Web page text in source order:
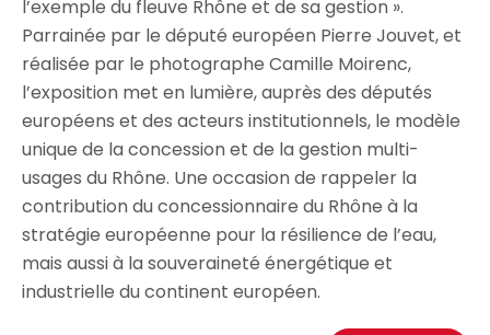
l’exemple du fleuve Rhône et de sa gestion ».
Parrainée par le député européen Pierre Jouvet, et
réalisée par le photographe Camille Moirenc,
l’exposition met en lumière, auprès des députés
européens et des acteurs institutionnels, le modèle
unique de la concession et de la gestion multi-
usages du Rhône. Une occasion de rappeler la
contribution du concessionnaire du Rhône à la
stratégie européenne pour la résilience de l’eau,
mais aussi à la souveraineté énergétique et
industrielle du continent européen.